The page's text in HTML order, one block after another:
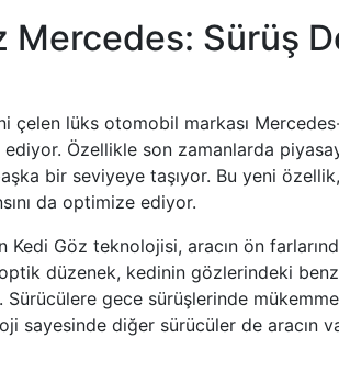
Mercedes: Sürüş
çelen lüks otomobil markası
Özellikle son zamanlarda
bir seviyeye taşıyor. Bu yeni
da optimize ediyor.
Kedi Göz teknolojisi, aracın ön
optik düzenek, kedinin gözlerindeki
Sürücülere gece sürüşlerinde
sayesinde diğer sürücüler de aracın